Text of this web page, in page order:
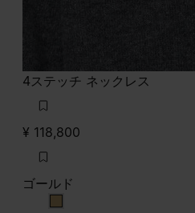
4ステッチ ネックレス
¥ 118,800
ゴールド
ゴールド